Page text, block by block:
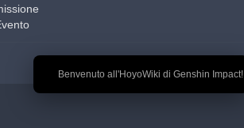
🎉 Benvenuto all'HoyoWiki di Genshin Impact!